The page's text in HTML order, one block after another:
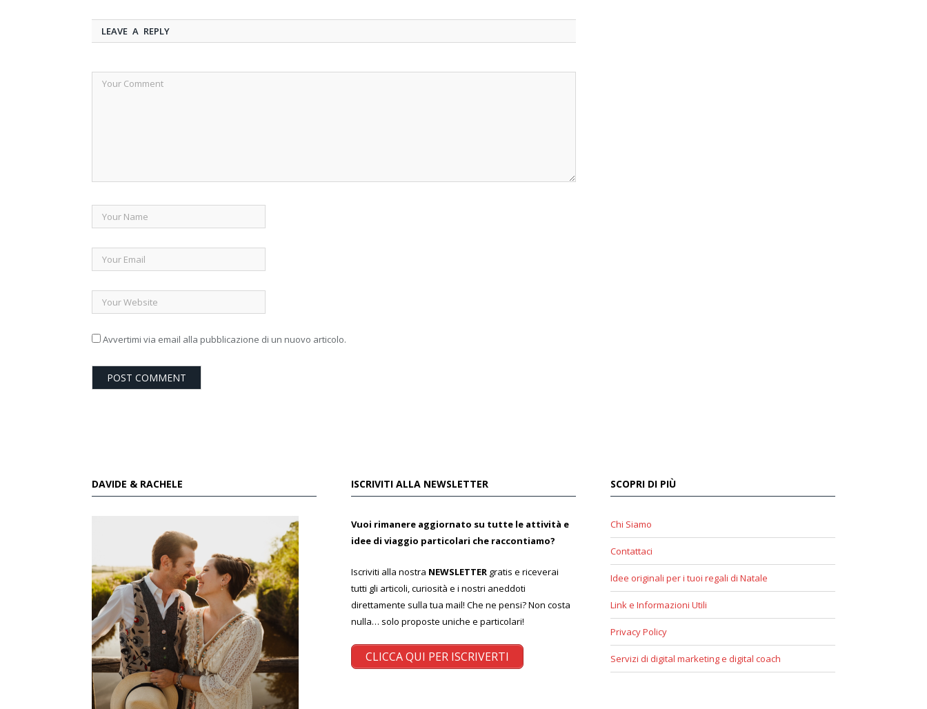
LEAVE A REPLY
Avvertimi via email alla pubblicazione di un nuovo articolo.
DAVIDE & RACHELE ISCRIVITI ALLA NEWSLETTER
Vuoi rimanere aggiornato su tutte le attività e
idee di viaggio particolari che raccontiamo?
Iscriviti alla nostra NEWSLETTER gratis e riceverai
tutti gli articoli, curiosità e i nostri aneddoti
direttamente sulla tua mail! Che ne pensi? Non costa
nulla… solo proposte uniche e particolari!
CLICCA QUI PER ISCRIVERTI
SCOPRI DI PIÙ
Chi Siamo
Contattaci
Idee originali per i tuoi regali di Natale
Link e Informazioni Utili
Privacy Policy
Servizi di digital marketing e digital coach